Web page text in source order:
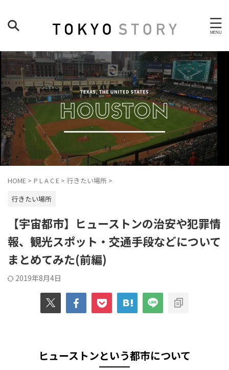
HOME > P L A C E > 行きたい場所 >
行きたい場所
【宇宙都市】ヒューストンの治安や犯罪情
報、観光スポット・交通手段などについて
まとめてみた(前編)
2019年8月4日
ヒューストンという都市について